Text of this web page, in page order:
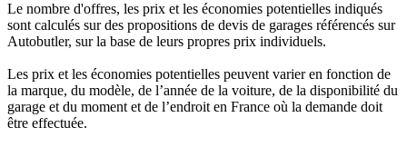
Le nombre d'offres, les prix et les économies potentielles indiqués
sont calculés sur des propositions de devis de garages référencés sur
Autobutler, sur la base de leurs propres prix individuels.
Les prix et les économies potentielles peuvent varier en fonction de
la marque, du modèle, de l’année de la voiture, de la disponibilité du
garage et du moment et de l’endroit en France où la demande doit
être effectuée.